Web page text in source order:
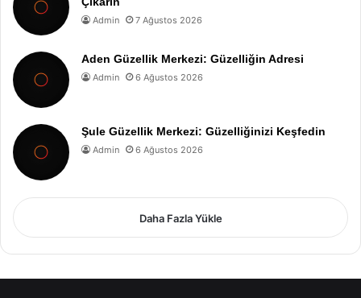
Admin 7 Ağustos 2026
Aden Güzellik Merkezi: Güzelliğin Adresi
Admin 6 Ağustos 2026
Şule Güzellik Merkezi: Güzelliğinizi Keşfedin
Admin 6 Ağustos 2026
Daha Fazla Yükle